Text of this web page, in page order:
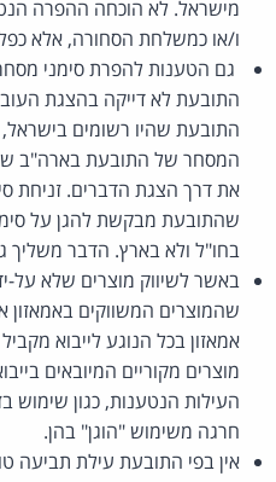
מישראל. לא הוכחה ההפרה
ו/או כמשלחת הסחורה, אלא
גם הטענות להפרת סימני מסחר
התובעת לא דייקה בהצגת
התובעת שהיו רשומים בישראל,
המסחר של התובעת בארה"ב
את דרך הצגת הדברים. זניחת
שהתובעת מבקשת להגן על
בחו"ל ולא בארץ. הדבר משליך
באשר לשיווק מוצרים שלא על-
שהמוצרים המשווקים באמאזון
אמאזון בכל הנוגע לייבוא
מוצרים מקוריים המיובאים
העילות הנטענות, כגון שימוש
חרגה משימוש "הוגן" בהן.
אין בפי התובעת עילת תביעה